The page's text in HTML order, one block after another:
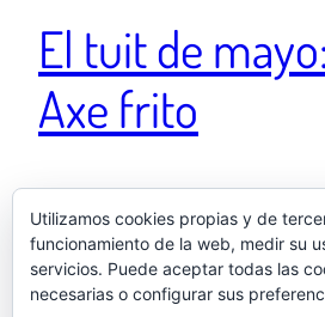
El tuit de
Axe frito
Lo siento, pero no puedo
fritos del «Golden Axe». Los
dejaron extrañas secuelas
sala?
Utilizamos cookies propias y de
funcionamiento de la web, medir su
servicios. Puede aceptar todas las
necesarias o configurar sus